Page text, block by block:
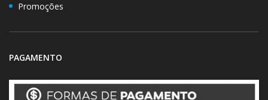
Promoções
PAGAMENTO